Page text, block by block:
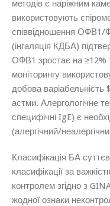
методів є наріжним
використовують
співвідношення ОФВ1/
(інгаляція КДБА)
ОФВ1 зростає на
моніторингу
добова варіабельність
астми. Алергологічне
специфічні IgE) є
(алергічний/
Класифікація БА
класифікації за
контролем згідно з
жодної ознаки